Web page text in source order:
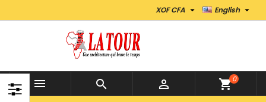
English 
XOF CFA 
   shopping_cart0